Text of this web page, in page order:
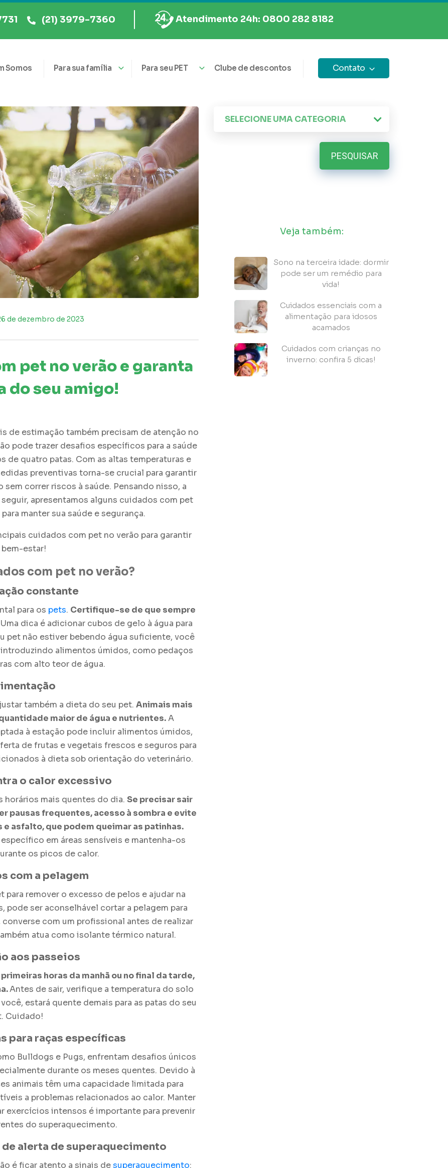
(21) 3979-7360 Atendimento 24h: 0800 282 8182
Somos Para sua família Para seu PET Clube de descontos Contato
de dezembro de 2023
pet no verão e garanta
do seu amigo!
de estimação também precisam de atenção no
pode trazer desafios específicos para a saúde
de quatro patas. Com as altas temperaturas e
preventivas torna-se crucial para garantir
correr riscos à saúde. Pensando nisso, a
apresentamos alguns cuidados com pet
manter sua saúde e segurança.
cuidados com pet no verão para garantir
bem-estar!
com pet no verão?
constante
para os pets. Certifique-se de que sempre
Uma dica é adicionar cubos de gelo à água para
pet não estiver bebendo água suficiente, você
alimentos úmidos, como pedaços
com alto teor de água.
também a dieta do seu pet. Animais mais
maior de água e nutrientes.A
à estação pode incluir alimentos úmidos,
de frutas e vegetais frescos e seguros para
à dieta sob orientação do veterinário.
o calor excessivo
horários mais quentes do dia. Se precisar sair
pausas frequentes, acesso à sombra e evite
asfalto, que podem queimar as patinhas.
em áreas sensíveis e mantenha-os
os picos de calor.
com a pelagem
remover o excesso de pelos e ajudar na
pode ser aconselhável cortar a pelagem para
com um profissional antes de realizar
atua como isolante térmico natural.
aos passeios
horas da manhã ou no final da tarde,
Antes de sair, verifique a temperatura do solo
estará quente demais para as patas do seu
Cuidado!
para raças específicas
Bulldogs e Pugs, enfrentam desafios únicos
durante os meses quentes. Devido à
animais têm uma capacidade limitada para
a problemas relacionados ao calor. Manter
exercícios intensos é importante para prevenir
do superaquecimento.
alerta de superaquecimento
é ficar atento a sinais desuperaquecimento:
PESQUISAR
Veja também:
Sono na terceira idade: dormir
pode ser um remédio para
vida!
Cuidados essenciais com a
alimentação para idosos
acamados
Cuidados com crianças no
inverno: confira 5 dicas!